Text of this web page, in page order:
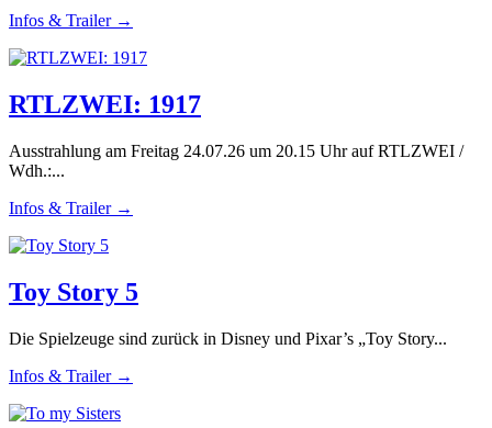
Infos & Trailer →
RTLZWEI: 1917
Ausstrahlung am Freitag 24.07.26 um 20.15 Uhr auf RTLZWEI /
Wdh.:...
Infos & Trailer →
Toy Story 5
Die Spielzeuge sind zurück in Disney und Pixar’s „Toy Story...
Infos & Trailer →